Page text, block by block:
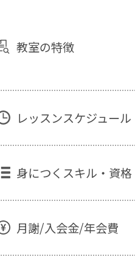
教室の特徴
レッスンスケジュール
身につくスキル・資格
月謝/入会金/年会費